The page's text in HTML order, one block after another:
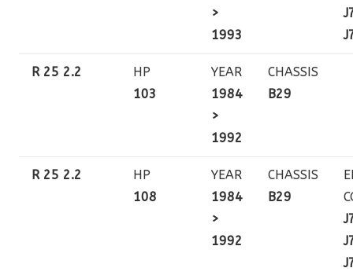
>
1993
R 25 2.2
HP
103
YEAR
1984
>
1992
CHASSIS
B29
R 25 2.2
HP
108
YEAR
1984
>
1992
CHASSIS
B29